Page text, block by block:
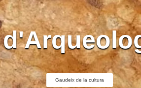
Gaudeix de la cultura